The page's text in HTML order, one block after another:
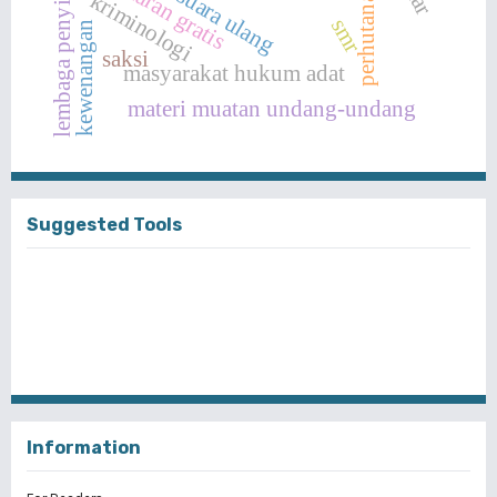
masyarakat hukum adat
lembaga penyiarankriminologi
saksi
materi muatan undang-undang
smr
kewenangan
Suggested Tools
Information